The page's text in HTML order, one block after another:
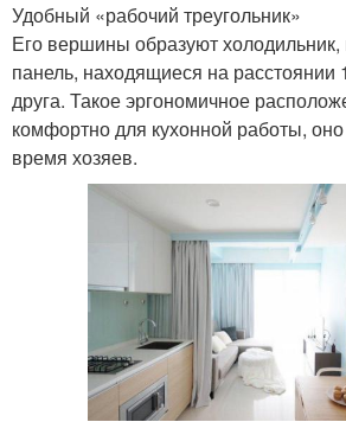
Удобный «рабочий треугольник»
Его вершины образуют
панель, находящиеся на расстоянии
друга. Такое эргономичное
комфортно для кухонной работы,
время хозяев.